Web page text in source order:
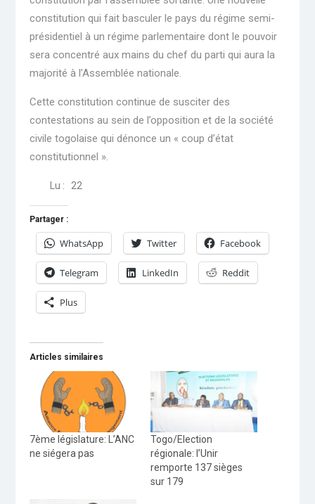
constitution qui fait basculer le pays du régime semi-
présidentiel à un régime parlementaire dont le pouvoir
sera concentré aux mains du chef du parti qui aura la
majorité à l’Assemblée nationale.
Cette constitution continue de susciter des
contestations au sein de l’opposition et de la société
civile togolaise qui dénonce un « coup d’état
constitutionnel ».
Lu : 22
Partager :
WhatsApp Twitter Facebook
Telegram LinkedIn Reddit
Plus
Articles similaires
7ème législature: L’ANC
ne siégera pas
Togo/Election
régionale: l’Unir
remporte 137 sièges
sur 179